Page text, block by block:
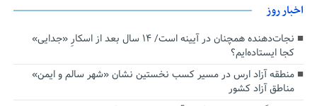
اخبار روز
نجات‌دهنده‌ همچنان در آیینه است/ ۱۴ سال بعد از اسکارِ «جدایی»
کجا ایستاده‌ایم؟
منطقه آزاد ارس در مسیر کسب نخستین نشان «شهر سالم و ایمن»
مناطق آزاد کشور